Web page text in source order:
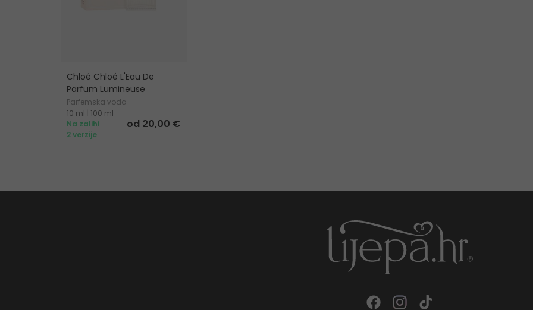
Chloé Chloé L'Eau De
Parfum Lumineuse
Parfemska voda
10 ml
100 ml
Na zalihi
2 verzije
od 20,00 €